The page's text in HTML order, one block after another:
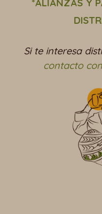
*ALIANZAS Y
Si te interesa
contacto